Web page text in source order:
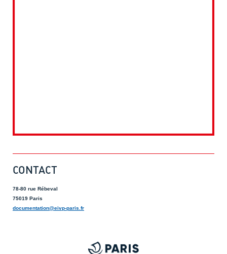
CONTACT
78-80 rue Rébeval
75019 Paris
documentation@eivp-paris.fr